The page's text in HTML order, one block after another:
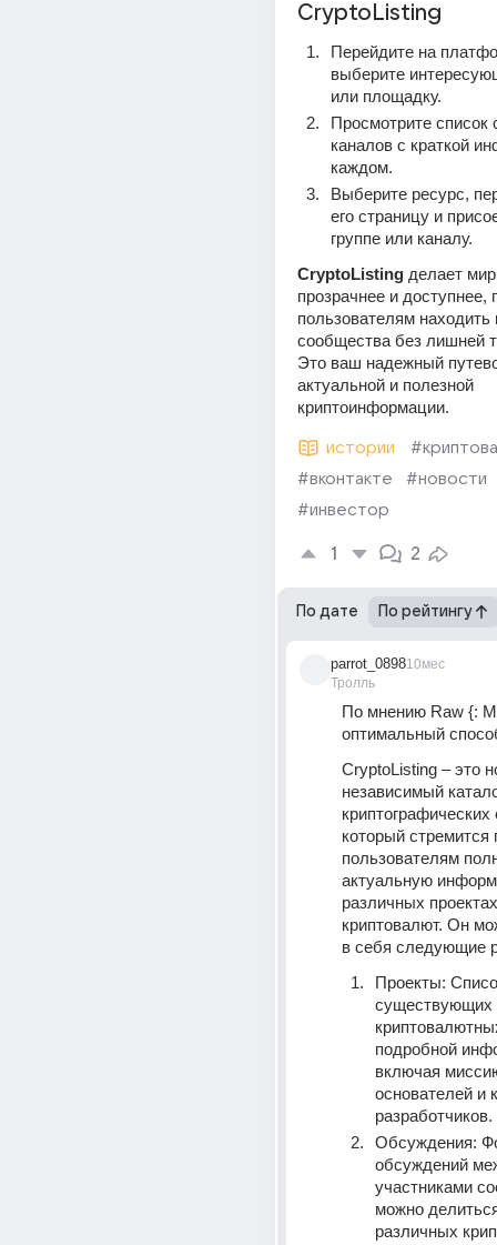
CryptoListing
Перейдите на
выберите
или площадку.
Просмотрите список
каналов с краткой
каждом.
Выберите ресурс,
его страницу и
группе или каналу.
CryptoListing делает
прозрачнее и доступнее,
пользователям находить
сообщества без лишней
Это ваш надежный
актуальной и полезной
криптоинформации.
истории
#вконтакте
#новости
#инвестор
1 2
По дате По рейтингу
parrot_0898
Тролль
10мес
По мнению Raw {:
оптимальный
CryptoListing – это
независимый
который стремится
пользователям
актуальную
различных
криптовалют. Он
в себя следующие
Проекты:
существующих
подробной
включая
основателей и
разработчиков.
Обсуждения:
обсуждений
участниками
можно
различных